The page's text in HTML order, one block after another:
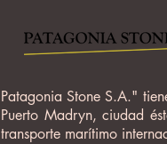
Patagonia Stone S.A."
Puerto Madryn, ciudad
transporte marítimo